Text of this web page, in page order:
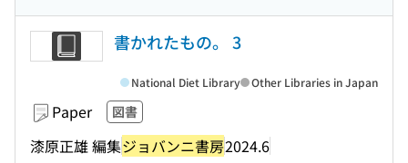
書かれたもの。 3
Paper 図書
漆原正雄 編集ジョバンニ書房2024.6
National Diet Library Other Libraries in Japan